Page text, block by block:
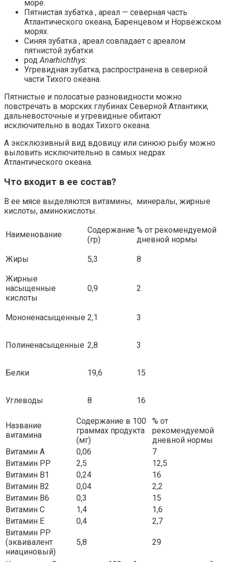
море.
Пятнистая зубатка , ареал — северная часть
Атлантического океана, Баренцевом и Норвежском
морях.
Синяя зубатка , ареал совпадает с ареалом
пятнистой зубатки.
родAnarhichthys:
Угревидная зубатка, распространена в северной
части Тихого океана.
Пятнистые и полосатые разновидности можно
повстречать в морских глубинах Северной Атлантики,
дальневосточные и угревидные обитают
исключительно в водах Тихого океана.
А эксклюзивный вид вдовицу или синюю рыбу можно
выловить исключительно в самых недрах
Атлантического океана.
Что входит в ее состав?
В ее мясе выделяются витамины, минералы, жирные
кислоты, аминокислоты.
Наименование
Содержание
(гр)
% от рекомендуемой
дневной нормы
Жиры 5,3 8
Жирные
насыщенные
кислоты
0,9 2
Мононенасыщенные 2,1 3
Полиненасыщенные 2,8 3
Белки 19,6 15
Углеводы 8 16
Название
витамина
Содержание в 100
граммах продукта
(мг)
% от
рекомендуемой
дневной нормы
Витамин A
0,06
7
Витамин PP
2,5
12,5
Витамин B1
0,24
16
Витамин B2
0,04
2,2
Витамин B6
0,3
15
Витамин C
1,4
1,6
Витамин E
0,4
2,7
Витамин PP
(эквивалент
ниациновый)
5,8 29